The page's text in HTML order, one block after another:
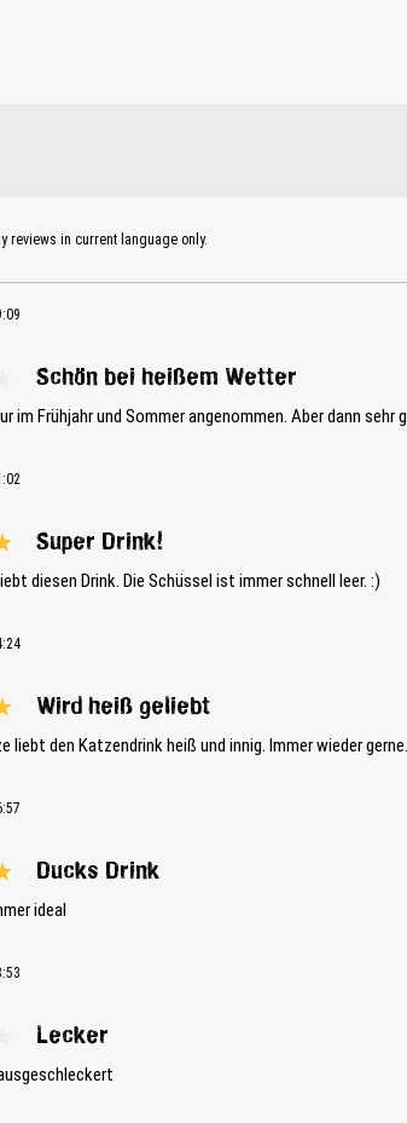
reviews in current language only.
Schön bei heißem Wetter
im Frühjahr und Sommer angenommen. Aber dann sehr
Super Drink!
diesen Drink. Die Schüssel ist immer schnell leer. :)
Wird heiß geliebt
liebt den Katzendrink heiß und innig. Immer wieder
Ducks Drink
ideal
Lecker